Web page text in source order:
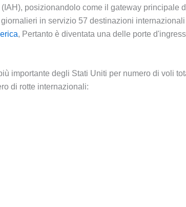
posizionandolo come il gateway principale
in servizio 57 destinazioni
, Pertanto è diventata una delle porte
importante degli Stati Uniti per numero di voli
di rotte internazionali: